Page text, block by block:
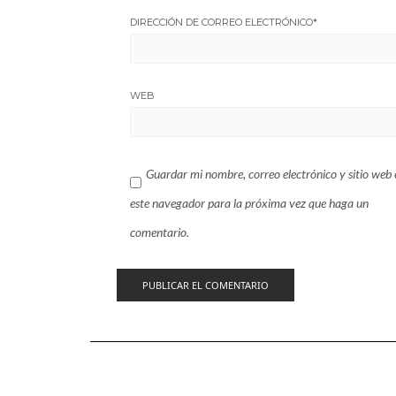
DIRECCIÓN DE CORREO ELECTRÓNICO*
WEB
Guardar mi nombre, correo electrónico y sitio web
este navegador para la próxima vez que haga un
comentario.